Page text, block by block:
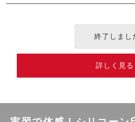
終了しまし
詳しく見る